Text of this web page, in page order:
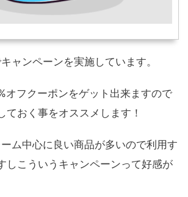
ャンペーンを実施しています。
オフクーポンをゲット出来ますので
ておく事をオススメします！
ム中心に良い商品が多いので利用す
しこういうキャンペーンって好感が